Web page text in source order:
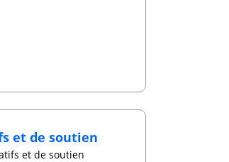
et de soutien
et de soutien